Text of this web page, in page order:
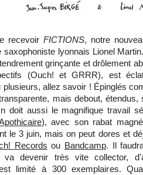
recevoir FICTIONS, notre
saxophoniste lyonnais Lionel
grinçante et drôlement
(Ouch! et GRRR), est
plusieurs, allez savoir ! Épinglés
mais debout,
doit aussi le magnifique travail
), avec son rabat
le 3 juin, mais on peut dores et
Records ou Bandcamp. Il
va devenir très vite collector,
limité à 300 exemplaires.